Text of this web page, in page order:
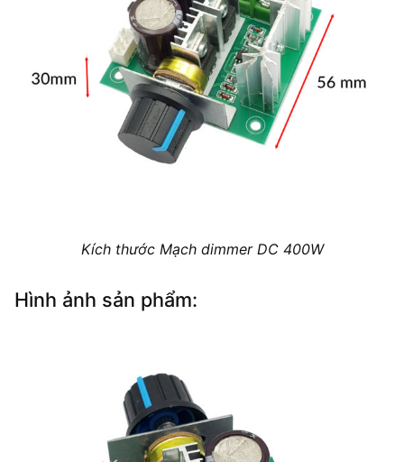
Kích thước Mạch dimmer DC 400W
Hình ảnh sản phẩm: